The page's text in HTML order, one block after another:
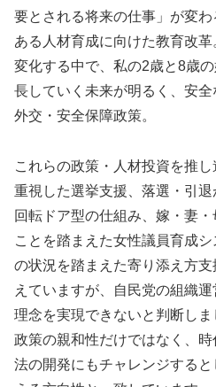
要とされる将来の仕事」が変
ある人材育成に向けた教育改
変化する中で、私の2歳と8歳
長していく未来が明るく、安
外交・安全保障政策。
これらの政策・人材投資を推
重視した選挙支援、落選・引
回転ドア型の仕組み、嫁・妻
ことを踏まえた女性議員育成
の状況を踏まえた寄り添え方
えていますが、自民党の組織
理念を実現できないと判断し
政策の親和性だけではなく、
法の開発にもチャレンジする